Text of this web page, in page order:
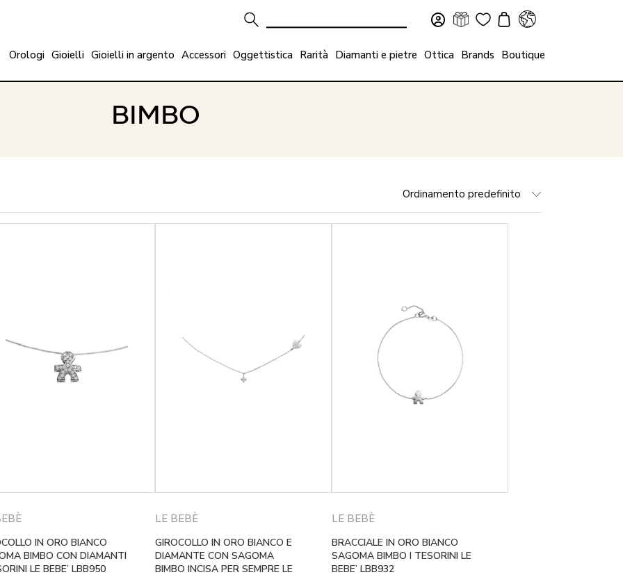
Orologi Gioielli Gioielli in argento Accessori Oggettistica Rarità Diamanti e pietre Ottica Brands Boutique
BIMBO
Ordinamento predefinito
IN ORO BIANCO
BIMBO CON DIAMANTI
LE BEBE’ LBB950
LE BEBÈ
GIROCOLLO IN ORO BIANCO E
DIAMANTE CON SAGOMA
BIMBO INCISA PER SEMPRE LE
LE BEBÈ
BRACCIALE IN ORO BIANCO
SAGOMA BIMBO I TESORINI LE
BEBE’ LBB932